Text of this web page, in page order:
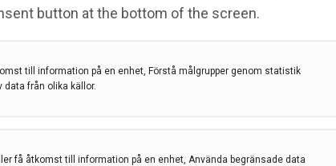
button at the bottom of the screen.
till information på en enhet, Förstå målgrupper genom statistik
data från olika källor.
få åtkomst till information på en enhet, Använda begränsade data
vid
(NMOSD)